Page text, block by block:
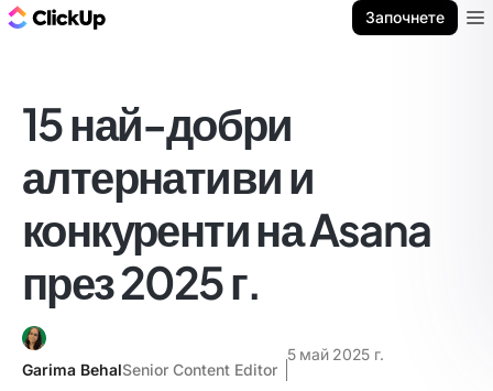
Започнете
15 най-добри
алтернативи и
конкуренти на Asana
през 2025 г.
Garima BehalSenior Content Editor
5 май 2025 г.